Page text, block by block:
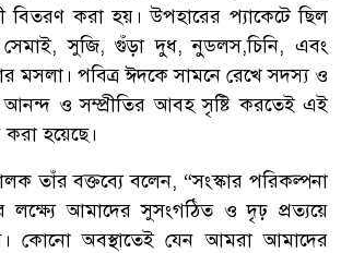
বিতরণ করা হয়। উপহারের প্যাকেটে ছিল
সুজি, গুঁড়া দুধ, নুডলস,চিনি, এবং
মসলা। পবিত্র ঈদকে সামনে রেখে সদস্য ও
আনন্দ ও সম্প্রীতির আবহ সৃষ্টি করতেই এই
হয়েছে।
তাঁর বক্তব্যে বলেন, “সংস্কার পরিকল্পনা
লক্ষ্যে আমাদের সুসংগঠিত ও দৃঢ় প্রত্যয়ে
কোনো অবস্থাতেই যেন আমরা আমাদের